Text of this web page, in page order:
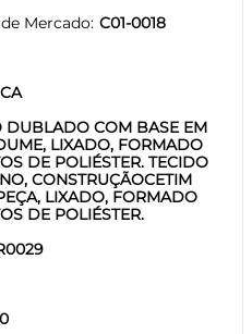
Mercado C01-0018
CA
DUBLADO COM BASE EM
LIXADO, FORMADO
DE POLIÉSTER. TECIDO
CONSTRUÇÃOCETIM
LIXADO, FORMADO
DE POLIÉSTER.